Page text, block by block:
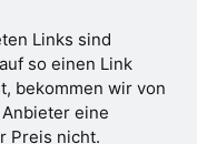
Links sind
so einen Link
bekommen wir von
eine
Preis nicht.